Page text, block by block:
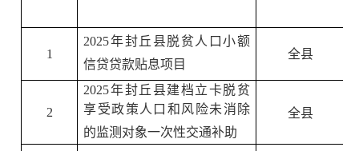
1
2025年封丘县脱贫人口小额
信贷贷款贴息项目
全县
2
2025年封丘县建档立卡脱贫
享受政策人口和风险未消除
的监测对象一次性交通补助
全县